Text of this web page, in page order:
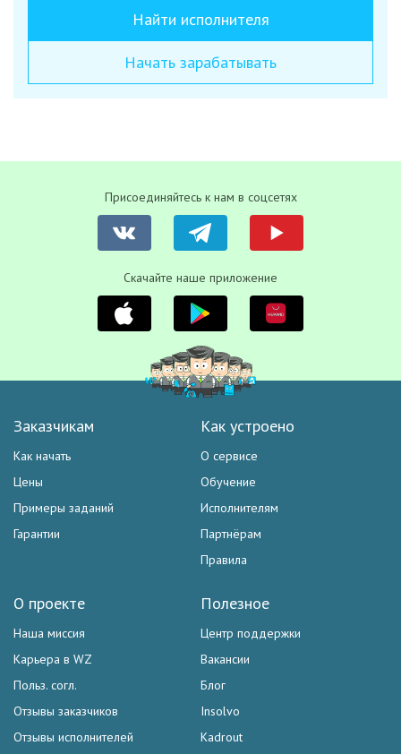
Найти исполнителя
Начать зарабатывать
Присоединяйтесь к нам в соцсетях
Скачайте наше приложение
Заказчикам
Как начать
Цены
Примеры заданий
Гарантии
Как устроено
О сервисе
Обучение
Исполнителям
Партнёрам
Правила
Полезное
Центр поддержки
Вакансии
Блог
Insolvo
Kadrout
О проекте
Наша миссия
Карьера в WZ
Польз. согл.
Отзывы заказчиков
Отзывы исполнителей